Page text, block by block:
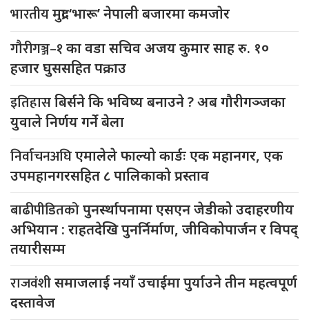
भारतीयमुद्रा ‘भारू’ नेपाली बजारमा कमजाेर
गौरीगञ्ज–१का वडा सचिव अजय कुमार साह रु. १०
हजार घुससहित पक्राउ
इतिहासबिर्सने कि भविष्य बनाउने ? अब गौरीगञ्जका
युवाले निर्णय गर्ने बेला
निर्वाचनअघिएमालेले फाल्यो कार्डः एक महानगर, एक
उपमहानगरसहित ८ पालिकाको प्रस्ताव
बाढीपीडितकोपुनर्स्थापनामा एसएन जेडीको उदाहरणीय
अभियान : राहतदेखि पुनर्निर्माण, जीविकोपार्जन र विपद्
तयारीसम्म
राजवंशीसमाजलाई नयाँ उचाईमा पुर्याउने तीन महत्वपूर्ण
दस्तावेज